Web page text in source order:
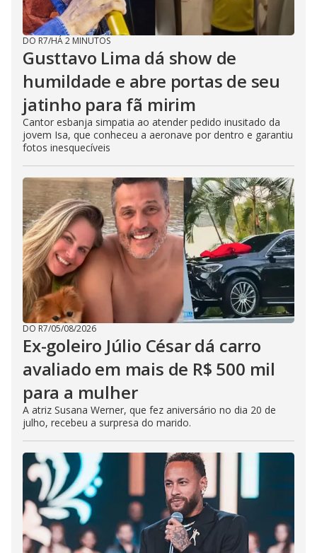
DO R7/HÁ 2 MINUTOS
Gusttavo Lima dá show de
humildade e abre portas de seu
jatinho para fã mirim
Cantor esbanja simpatia ao atender pedido inusitado da
jovem Isa, que conheceu a aeronave por dentro e garantiu
fotos inesquecíveis
DO R7/05/08/2026
Ex-goleiro Júlio César dá carro
avaliado em mais de R$ 500 mil
para a mulher
A atriz Susana Werner, que fez aniversário no dia 20 de
julho, recebeu a surpresa do marido.